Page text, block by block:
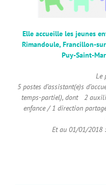
Elle accueille les jeunes
Rimandoule, Francillon-
Puy-Saint-
Le
5 postes d’assistant(e)s
temps-partiel), dont 2
enfance / 1 direction
Et au 01/01/2018